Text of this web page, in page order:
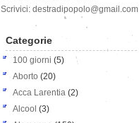
Scrivici: destradipopolo@gmail.com
Categorie
100 giorni (5)
Aborto (20)
Acca Larentia (2)
Alcool (3)